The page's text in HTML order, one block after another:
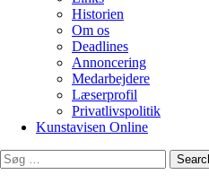
Historien
Om os
Deadlines
Annoncering
Medarbejdere
Læserprofil
Privatlivspolitik
Kunstavisen Online
Search
for: